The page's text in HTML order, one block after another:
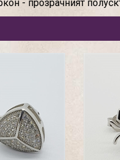
- прозрачният